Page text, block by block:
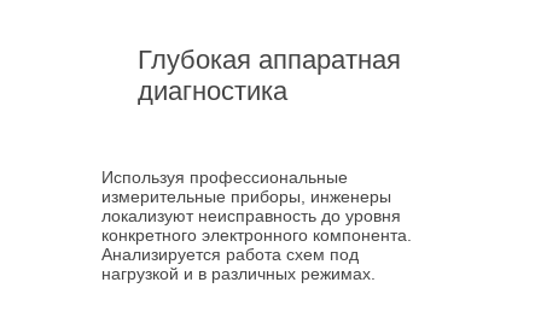
Глубокая аппаратная
диагностика
Используя профессиональные
измерительные приборы, инженеры
локализуют неисправность до уровня
конкретного электронного компонента.
Анализируется работа схем под
нагрузкой и в различных режимах.